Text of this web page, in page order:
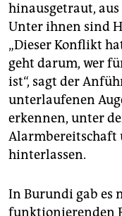
hinausgetraut,
Unter ihnen sind
„Dieser Konflikt
geht darum, wer
ist“, sagt der
unterlaufenen
erkennen, unter
Alarmbereitschaft
hinterlassen.
In Burundi gab es
funktionierenden